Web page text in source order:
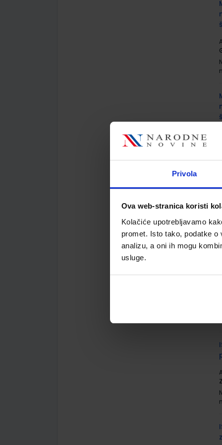
Privola
Ova web-stranica koristi
Kolačiće upotrebljavamo
promet. Isto tako, podatke
analizu, a oni ih mogu
usluge.